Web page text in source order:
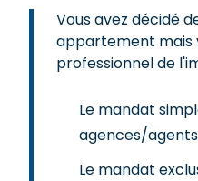
Vous avez décidé
appartement mais
professionnel de
Le mandat
agences/
Le mandat